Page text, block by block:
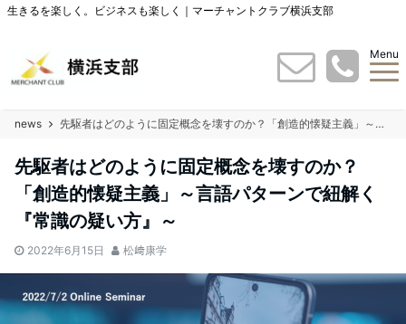
生きるを楽しく。ビジネスも楽しく｜マーチャントクラブ横浜支部
Menu
news 先駆者はどのように固定概念を壊すのか？「創造的懐疑主義」～言語パターンで紐解く『常識の疑い方』～
先駆者はどのように固定概念を壊すのか？
「創造的懐疑主義」～言語パターンで紐解く
『常識の疑い方』～
2022年6月15日 松﨑康学